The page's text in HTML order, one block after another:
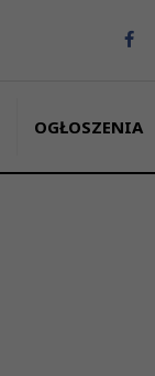
OGŁOSZENIA